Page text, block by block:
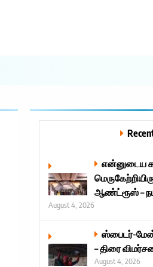
என்னுடைய
ஆண்ட்ரூஸ் –
August 4, 2026
ஸ்பைடர்-
– திரை
August 4, 2026